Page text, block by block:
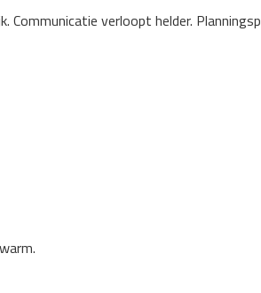
Communicatie verloopt helder.